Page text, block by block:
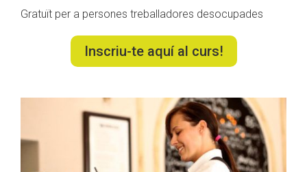
Gratuït per a persones treballadores desocupades
Inscriu-te aquí al curs!